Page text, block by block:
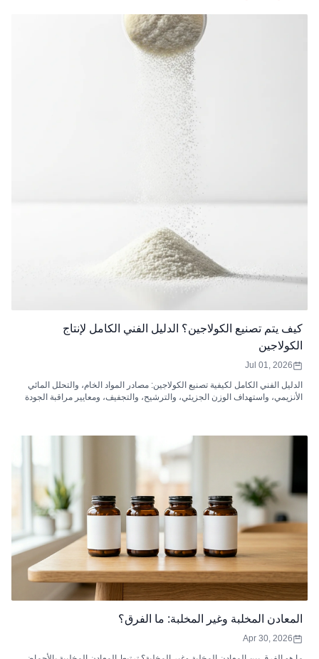
كيف يتم تصنيع الكولاجين؟ الدليل الفني الكامل لإنتاج
الكولاجين
Jul 01, 2026
الدليل الفني الكامل لكيفية تصنيع الكولاجين: مصادر المواد الخام، والتحلل المائي
الأنزيمي، واستهداف الوزن الجزيئي، والترشيح، والتجفيف، ومعايير مراقبة الجودة
المعادن المخلبة وغير المخلبة: ما الفرق؟
Apr 30, 2026